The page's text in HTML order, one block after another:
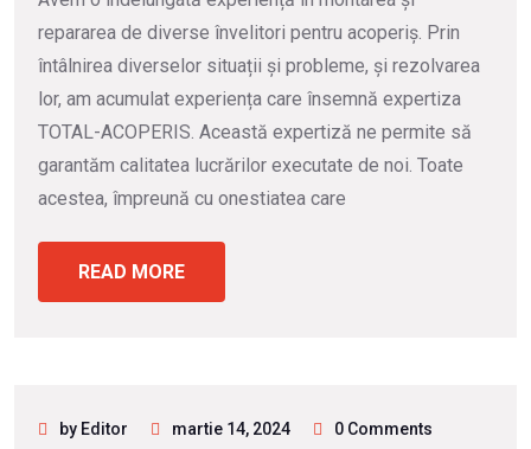
repararea de diverse învelitori pentru acoperiș. Prin
întâlnirea diverselor situații și probleme, și rezolvarea
lor, am acumulat experiența care însemnă expertiza
TOTAL-ACOPERIS. Această expertiză ne permite să
garantăm calitatea lucrărilor executate de noi. Toate
acestea, împreună cu onestiatea care
READ MORE
by Editor martie 14, 2024
0 Comments